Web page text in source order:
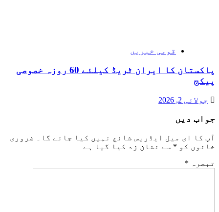
قومی خبریں
پاکستان کا ایران ٹریڈ کیلئے 60 روزہ خصوصی
پیکج
جولائی 2, 2026
جواب دیں
آپ کا ای میل ایڈریس شائع نہیں کیا جائے گا۔
ضروری
خانوں کو * سے نشان زد کیا گیا ہے
تبصرہ *